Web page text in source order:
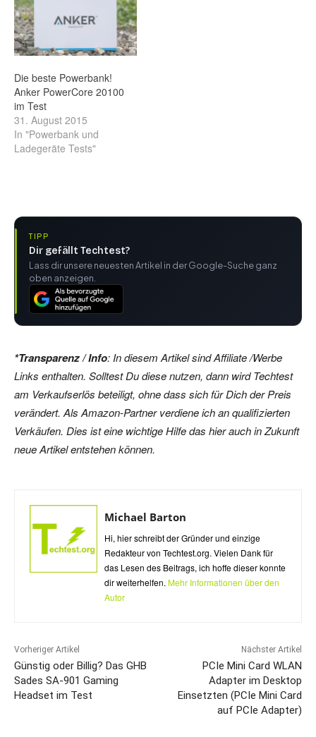
Die beste Powerbank!
Anker PowerCore 20100
im Test
31. August 2015
In "Powerbank und
Ladegeräte Tests"
TIPP
Dir gefällt Techtest?
Lass dir unsere neuesten Artikel in der Google-Suche ganz
oben anzeigen.
*Transparenz / Info: In diesem Artikel sind Affiliate /Werbe
Links enthalten. Solltest Du diese nutzen, dann wird Techtest
am Verkaufserlös beteiligt, ohne dass sich für Dich der Preis
verändert. Als Amazon-Partner verdiene ich an qualifizierten
Verkäufen. Dies ist eine wichtige Hilfe das hier auch in Zukunft
neue Artikel entstehen können.
Michael Barton
Hi, hier schreibt der Gründer und einzige
Redakteur von Techtest.org. Vielen Dank für
das Lesen des Beitrags, ich hoffe dieser konnte
dir weiterhelfen.Mehr Informationen über den
Autor
Vorheriger Artikel
Günstig oder Billig? Das GHB
Sades SA-901 Gaming
Headset im Test
Nächster Artikel
PCIe Mini Card WLAN
Adapter im Desktop
Einsetzten (PCIe Mini Card
auf PCIe Adapter)